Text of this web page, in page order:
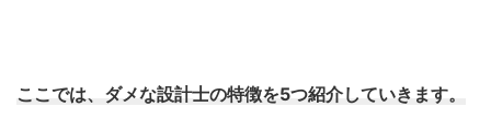
ここでは、ダメな設計士の特徴を5つ紹介していきます。